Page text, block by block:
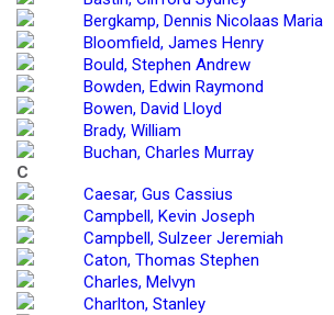
Bergkamp, Dennis Nicolaas Maria
Bloomfield, James Henry
Bould, Stephen Andrew
Bowden, Edwin Raymond
Bowen, David Lloyd
Brady, William
Buchan, Charles Murray
C
Caesar, Gus Cassius
Campbell, Kevin Joseph
Campbell, Sulzeer Jeremiah
Caton, Thomas Stephen
Charles, Melvyn
Charlton, Stanley